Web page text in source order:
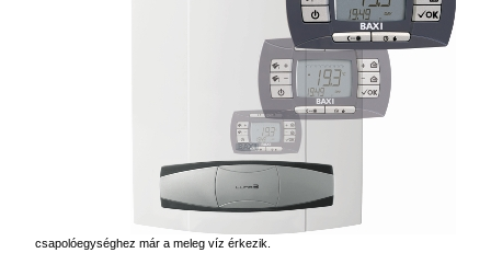
csapolóegységhez már a meleg víz érkezik.